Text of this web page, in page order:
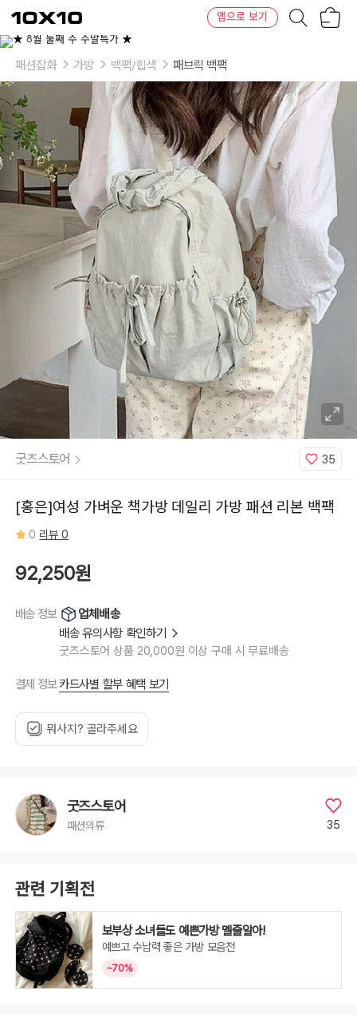
텐
바
텐
앱으로 보기
이
상
션
-
옵
션:
아
이
보
리,
블
루,
레
이,
패션잡화 가방 백팩/힙색 패브릭 백팩
굿즈스토어 35
[홍은]여성 가벼운 책가방 데일리 가방 패션 리본 백팩
0 리뷰 0
92,250원
배송 정보
업체배송
배송 유의사항 확인하기
굿즈스토어 상품 20,000원 이상 구매 시 무료배송
결제 정보카드사별 할부 혜택 보기
뭐사지? 골라주세요
굿즈스토어
패션의류 35
관련 기획전
보부상 소녀들도 예쁜가방 멜줄알아!
예쁘고 수납력 좋은 가방 모음전
~70%